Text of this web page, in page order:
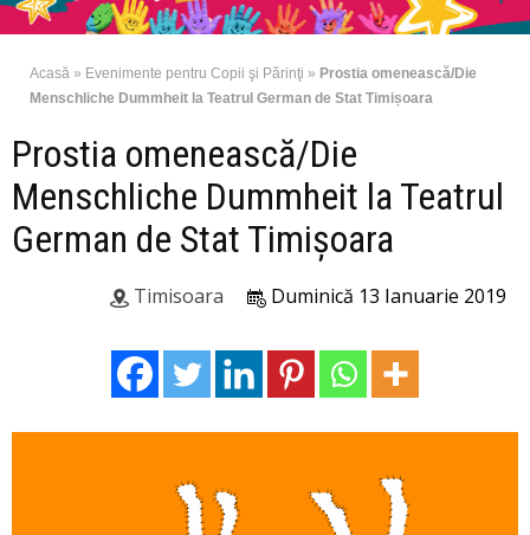
Acasă » Evenimente pentru Copii şi Părinţi » Prostia omenească/Die
Menschliche Dummheit la Teatrul German de Stat Timișoara
Prostia omenească/Die
Menschliche Dummheit la Teatrul
German de Stat Timișoara
Duminică 13 Ianuarie 2019
Timisoara